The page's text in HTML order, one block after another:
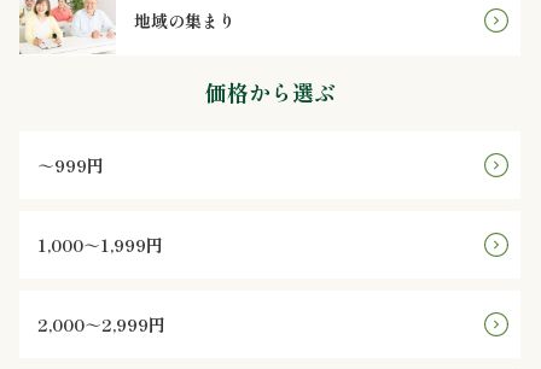
膳
ズ
地域の集まり
価格から選ぶ
～999円
1,000～1,999円
2,000～2,999円